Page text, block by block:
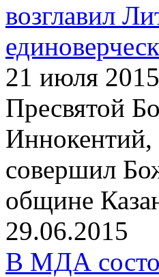
возглавил
21 июля
Пресвятой
Иннокентий,
совершил
общине
29.06.2015
В МДА